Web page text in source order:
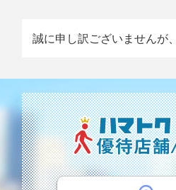
誠に申し訳ございませんが